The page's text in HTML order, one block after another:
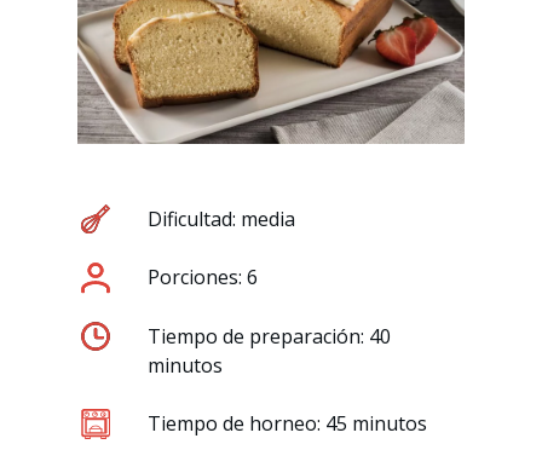
Dificultad: media
Porciones: 6
Tiempo de preparación: 40
minutos
Tiempo de horneo: 45 minutos